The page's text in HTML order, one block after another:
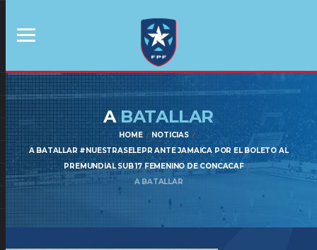
ABATALLAR
HOME
NOTICIAS
A BATALLAR #NUESTRASELEPR ANTE JAMAICA POR EL BOLETO AL
PREMUNDIAL SUB 17 FEMENINO DE CONCACAF
A BATALLAR